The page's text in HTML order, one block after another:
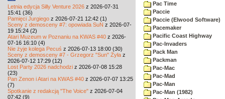
Letnia edycja Silly Venture 2026 z 2026-07-31
15:41 (36)
Pamięci Jurgiego z 2026-07-21 12:42 (1)
Sceny z demosceny #7: opowiada SuN z 2026-07-
19 15:24 (2)
Atari Muzeum w Poznaniu na KWAS #40 z 2026-
07-16 16:10 (4)
Nie żyje kolega Pecuś z 2026-07-13 18:00 (30)
Sceny z demosceny #7 - Grzegorz "Sun" Żyła z
2026-07-12 17:29 (12)
Lost Party 2026 nadchodzi z 2026-07-08 15:28
(23)
Pan Zenon i Atari na KWAS #40 z 2026-07-07 13:25
(7)
Spotkanie z redakcją "The Voice" z 2026-07-04
07:42 (9)
Pac Time
Paccie
Paccie (Elwood Software)
Pacemaker
Pacific Coast Highway
Pac-Invaders
Pack Man
Packman
Pac-Mac
Pac-Mad
Pac-Man
Pac-Man (1982)